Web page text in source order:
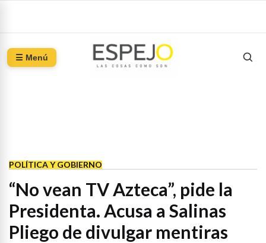
☰ Menú
POLÍTICA Y GOBIERNO
“No vean TV Azteca”, pide la
Presidenta. Acusa a Salinas
Pliego de divulgar mentiras